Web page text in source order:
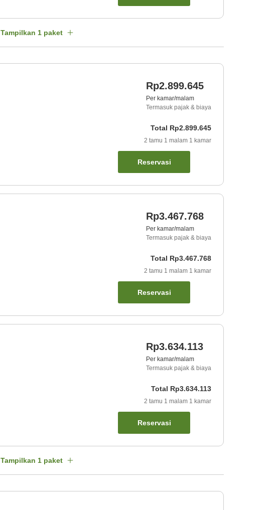
Tampilkan 1 paket
Rp2.899.645
Per kamar/malam
Termasuk pajak & biaya
Total Rp2.899.645
2 tamu 1 malam 1 kamar
Reservasi
Rp3.467.768
Per kamar/malam
Termasuk pajak & biaya
Total Rp3.467.768
2 tamu 1 malam 1 kamar
Reservasi
Rp3.634.113
Per kamar/malam
Termasuk pajak & biaya
Total Rp3.634.113
2 tamu 1 malam 1 kamar
Reservasi
Tampilkan 1 paket